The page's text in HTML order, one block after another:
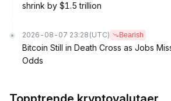
shrink by $1.5 trillion
2026-08-07 23:28 (UTC) Bearish
Bitcoin Still in Death Cross as Jobs
Odds